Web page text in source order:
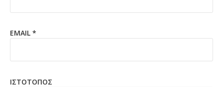
EMAIL *
ΙΣΤΌΤΟΠΟΣ